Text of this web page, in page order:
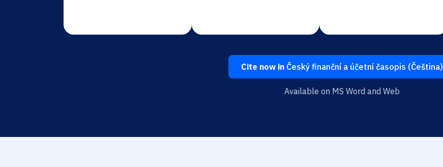
Cite now inČeský finanční a účetní časopis (Čeština)
Available on MS Word and Web